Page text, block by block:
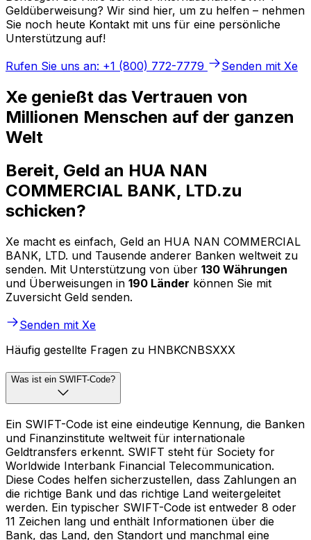
Geldüberweisung? Wir sind hier, um zu helfen – nehmen
Sie noch heute Kontakt mit uns für eine persönliche
Unterstützung auf!
Rufen Sie uns an: +1 (800) 772-7779
Senden mit Xe
Xe genießt das Vertrauen von
Millionen Menschen auf der ganzen
Welt
Bereit, Geld an HUA NAN
COMMERCIAL BANK, LTD.zu
schicken?
Xe macht es einfach, Geld an HUA NAN COMMERCIAL
BANK, LTD. und Tausende anderer Banken weltweit zu
senden. Mit Unterstützung von über 130 Währungen
und Überweisungen in 190 Länder können Sie mit
Zuversicht Geld senden.
Senden mit Xe
Häufig gestellte Fragen zu HNBKCNBSXXX
Was ist ein SWIFT-Code?
Ein SWIFT-Code ist eine eindeutige Kennung, die Banken
und Finanzinstitute weltweit für internationale
Geldtransfers erkennt. SWIFT steht für Society for
Worldwide Interbank Financial Telecommunication.
Diese Codes helfen sicherzustellen, dass Zahlungen an
die richtige Bank und das richtige Land weitergeleitet
werden. Ein typischer SWIFT-Code ist entweder 8 oder
11 Zeichen lang und enthält Informationen über die
Bank, das Land, den Standort und manchmal eine